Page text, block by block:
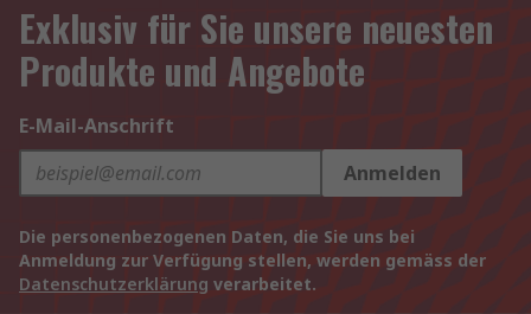
Exklusiv für Sie unsere neuesten
Produkte und Angebote
E-Mail-Anschrift
Anmelden
Die personenbezogenen Daten, die Sie uns bei
Anmeldung zur Verfügung stellen, werden gemäss der
Datenschutzerklärung verarbeitet.